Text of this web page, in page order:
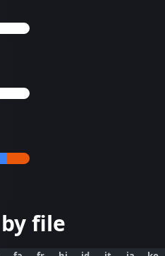
file